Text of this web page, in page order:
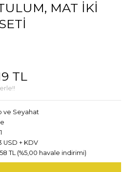
MAT İKİ
TL
ve Seyahat
USD + KDV
TL (%5,00 havale indirimi)